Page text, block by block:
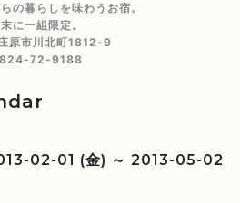
の暮らしを味わうお宿。
に一組限定。
原市川北町1812-9
72-9188
02-01 (金) ～ 2013-05-02